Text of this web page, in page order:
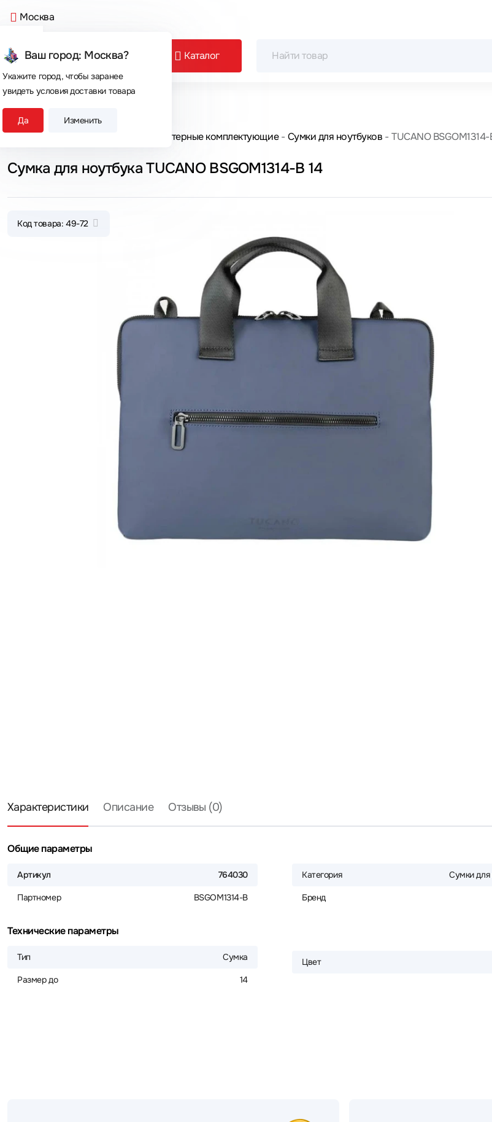
Москва
Ваш город: Москва?
Укажите город, чтобы заранее
увидеть условия доставки товара
Да Изменить
Каталог
Сегодня покупают
Главная Компьютерные комплектующие Сумки для ноутбуков TUCANO BSGOM1314-
Сумка для ноутбука TUCANO BSGOM1314-B 14
Код товара: 49-72
Характеристики Описание Отзывы (0)
Общие параметры
Артикул 764030
Партномер BSGOM1314-B
Категория Сумки для
Бренд
Технические параметры
Тип Сумка
Размер до 14
Цвет